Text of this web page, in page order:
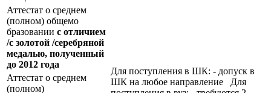
Аттестат о среднем
(полном) общемо
бразовании с отличием
/с золотой /серебряной
медалью, полученный
до 2012 года
Для поступления в ШК: - допуск в
ШК на любое направление Для
Аттестат о среднем
(полном)